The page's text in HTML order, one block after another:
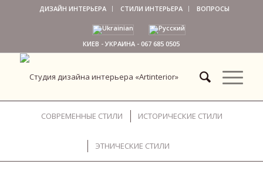
ДИЗАЙН ИНТЕРЬЕРА СТИЛИ ИНТЕРЬЕРА ВОПРОСЫ
КИЕВ - УКРАИНА -067 685 0505
СОВРЕМЕННЫЕ СТИЛИ ИСТОРИЧЕСКИЕ СТИЛИ
ЭТНИЧЕСКИЕ СТИЛИ